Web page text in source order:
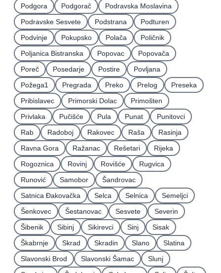
Podgora
Podgorač
Podravska Moslavina
Podravske Sesvete
Podstrana
Podturen
Podvinje
Pokupsko Polača
Poličnik
Poljanica Bistranska
Popovac
Popovača
Poreč
Posedarje Postire
Povljana
Požega1
Pregrada Preko Prelog
Preseka
Pribislavec
Primorski Dolac
Primošten
Privlaka
Pučišće Pula Punat
Punitovci
Rab
Radoboj Rakovec Raša
Rasinja
Ravna Gora
Ražanac Rešetari
Rijeka
Rogoznica
Rovinj Rovišće
Rugvica
Runović
Samobor
Šandrovac
Satnica Ðakovačka
Selca Selnica
Semeljci
Šenkovec
Šestanovac Sesvete
Severin
Šibenik
Sibinj Sikirevci Sinj
Sisak
Škabrnje
Skrad Skradin Slano
Slatina
Slavonski Brod
Slavonski Šamac
Slunj